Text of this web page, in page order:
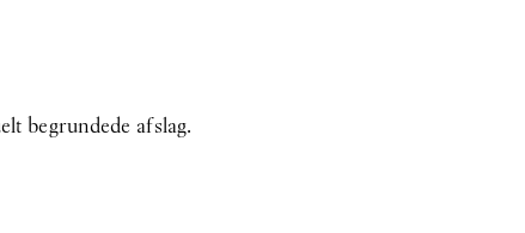
begrundede afslag.